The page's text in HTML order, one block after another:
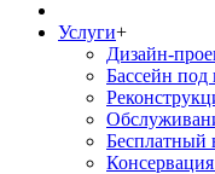
Услуги+
Дизайн-
Бассейн под
Бесплатный